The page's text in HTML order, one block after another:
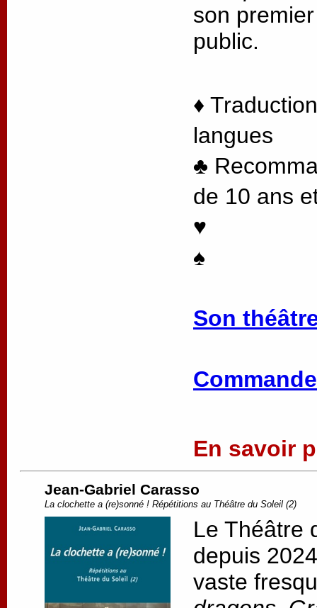
son
public.
♦
langues
♣
de 10 ans
♥
♠
Son
En savoir
Jean-Gabriel Carasso
La clochette a (re)sonné ! Répétitions au Théâtre du Soleil (2)
Le Théâtre
depuis
vaste